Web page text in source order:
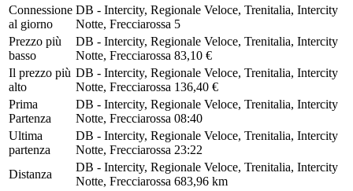
Connessione
al giorno
DB - Intercity, Regionale Veloce, Trenitalia, Intercity
Notte, Frecciarossa 5
Prezzo più
basso
DB - Intercity, Regionale Veloce, Trenitalia, Intercity
Notte, Frecciarossa 83,10 €
Il prezzo più
alto
DB - Intercity, Regionale Veloce, Trenitalia, Intercity
Notte, Frecciarossa 136,40 €
Prima
Partenza
DB - Intercity, Regionale Veloce, Trenitalia, Intercity
Notte, Frecciarossa 08:40
Ultima
partenza
DB - Intercity, Regionale Veloce, Trenitalia, Intercity
Notte, Frecciarossa 23:22
Distanza
DB - Intercity, Regionale Veloce, Trenitalia, Intercity
Notte, Frecciarossa 683,96 km